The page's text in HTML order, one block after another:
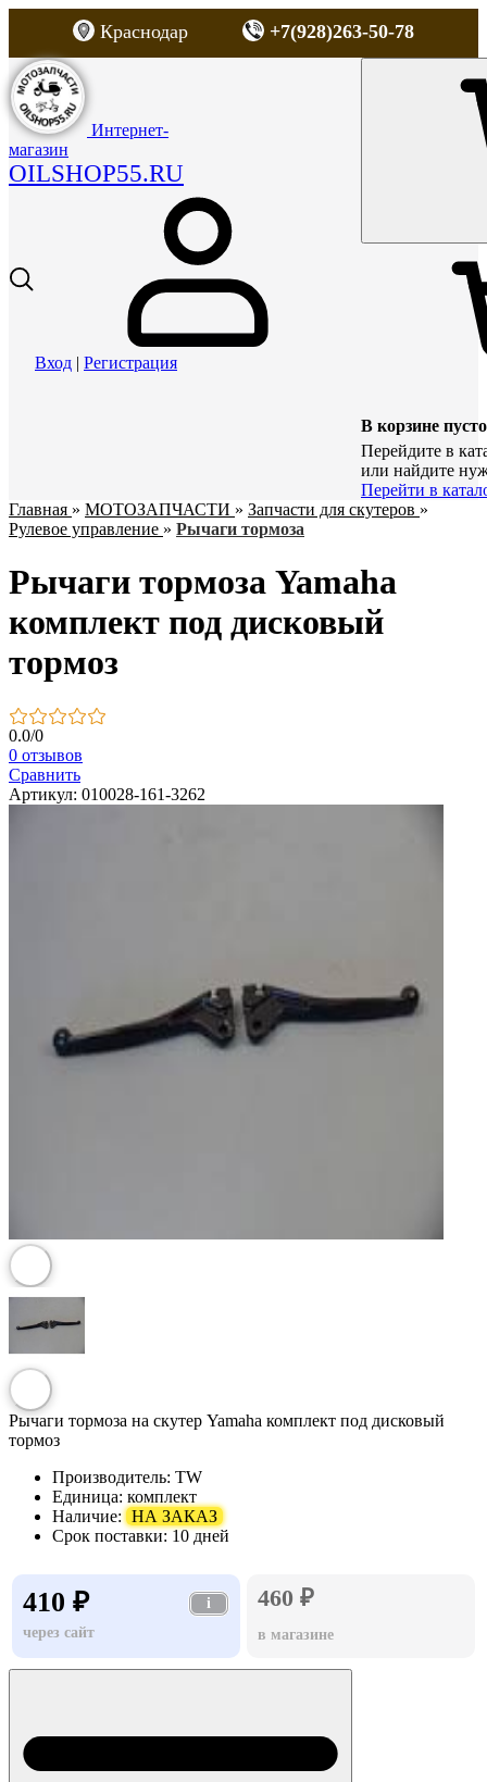
Краснодар +7(928)263-50-78
Интернет-
магазин
OILSHOP55.RU
Вход | Регистрация
В корзине пусто
Перейдите в
или найдите
Перейти в
Главная » МОТОЗАПЧАСТИ » Запчасти для скутеров »
Рулевое управление » Рычаги тормоза
Рычаги тормоза Yamaha
комплект под дисковый
тормоз
0.0/0
0 отзывов
Сравнить
Артикул: 010028-161-3262
Рычаги тормоза на скутер Yamaha комплект под дисковый
тормоз
Производитель: TW
Единица: комплект
Наличие: НА ЗАКАЗ
Срок поставки: 10 дней
410 ₽
i
через сайт
460 ₽
в магазине